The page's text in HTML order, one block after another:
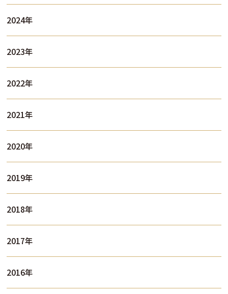
2024年
2023年
2022年
2021年
2020年
2019年
2018年
2017年
2016年